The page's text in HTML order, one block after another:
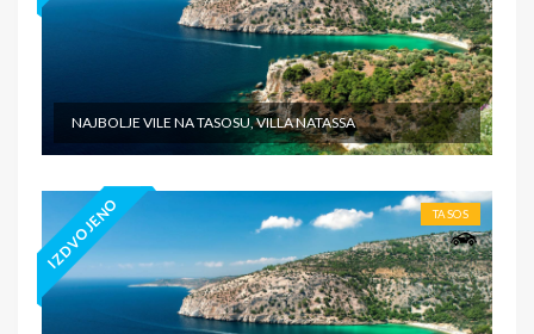
NAJBOLJE VILE NA TASOSU, VILLA NATASSA
IZDVOJENO TASOS